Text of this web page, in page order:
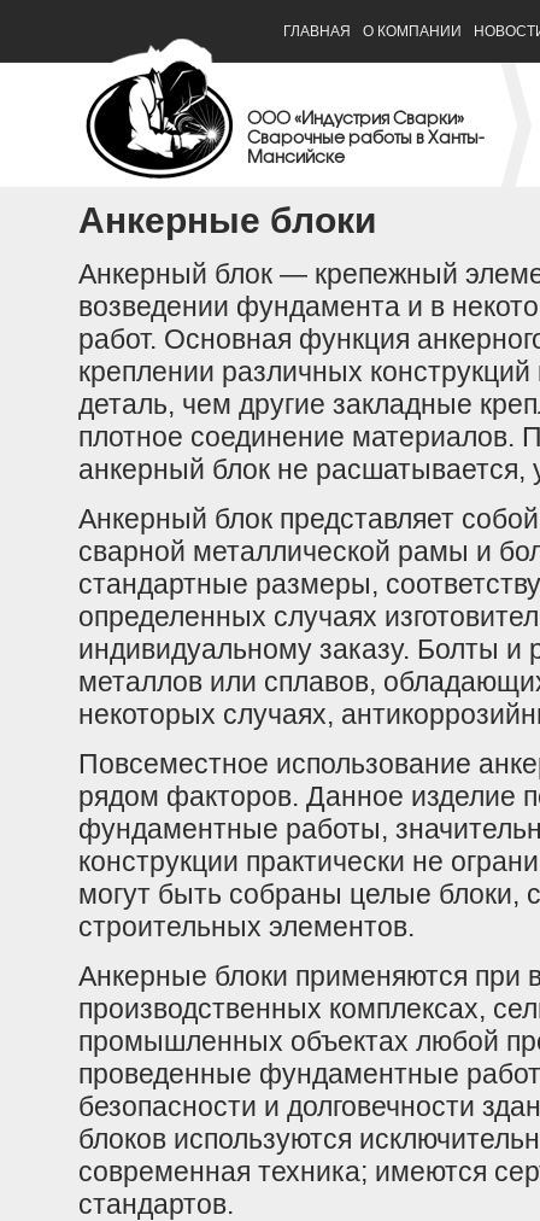
ГЛАВНАЯ О КОМПАНИИ
ООО «Индустрия Сварки»
Сварочные работы в Ханты-
Мансийске
Анкерные блоки
Анкерный блок — крепежный
возведении фундамента и в
работ. Основная функция
креплении различных
деталь, чем другие закладные
плотное соединение материалов.
анкерный блок не расшатывается,
Анкерный блок представляет
сварной металлической рамы и
стандартные размеры,
определенных случаях
индивидуальному заказу. Болты и
металлов или сплавов,
некоторых случаях,
Повсеместное использование
рядом факторов. Данное изделие
фундаментные работы,
конструкции практически не
могут быть собраны целые блоки,
строительных элементов.
Анкерные блоки применяются при
производственных комплексах,
промышленных объектах любой
проведенные фундаментные
безопасности и долговечности
блоков используются
современная техника; имеются
стандартов.